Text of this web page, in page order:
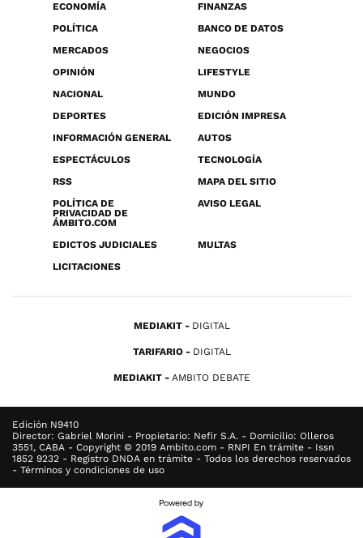
ECONOMÍA
FINANZAS
POLÍTICA
BANCO DE DATOS
MERCADOS
NEGOCIOS
OPINIÓN
LIFESTYLE
NACIONAL
MUNDO
DEPORTES
EDICIÓN IMPRESA
INFORMACIÓN GENERAL
AUTOS
ESPECTÁCULOS
TECNOLOGÍA
RSS
MAPA DEL SITIO
POLÍTICA DE
PRIVACIDAD DE
ÁMBITO.COM
AVISO LEGAL
EDICTOS JUDICIALES
MULTAS
LICITACIONES
MEDIAKIT DIGITAL
TARIFARIO DIGITAL
MEDIAKIT AMBITO DEBATE
Edición N9410
Director: Gabriel Morini - Propietario: Nefir S.A. - Domicilio: Olleros
3551, CABA - Copyright © 2019 Ambito.com - RNPI En trámite - Issn
1852 9232 - Registro DNDA en trámite - Todos los derechos reservados
- Términos y condiciones de uso